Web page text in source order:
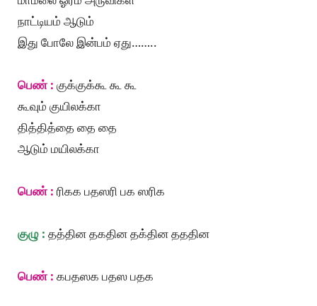
நாட்டியம் ஆடும்
இது போலே இன்பம் ஏது……..
பெண் : குக்குக்கூ கூ கூ
கூவும் குயிலக்கா
தித்தித்தை தை தை
ஆடும் மயிலக்கா
பெண் : ரிகக பதஸரி பக ஸரிக
குழு : தத்தின தகதின தக்தின தததின
பெண் : கபதஸக பதஸ பதக